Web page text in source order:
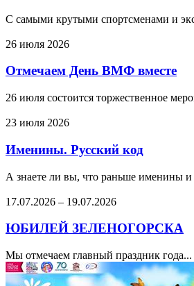
С самыми крутыми спортсменами и
26 июля 2026
Отмечаем День ВМФ вместе
26 июля состоится торжественное
23 июля 2026
Именины. Русский код
А знаете ли вы, что раньше именины
17.07.2026 – 19.07.2026
ЮБИЛЕЙ ЗЕЛЕНОГОРСКА
Мы отмечаем главный праздник года...